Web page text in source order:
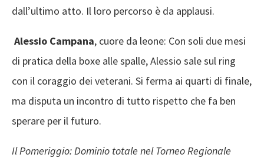
dall’ultimo atto. Il loro percorso è da applausi.
Alessio Campana, cuore da leone: Con soli due mesi
di pratica della boxe alle spalle, Alessio sale sul ring
con il coraggio dei veterani. Si ferma ai quarti di finale,
ma disputa un incontro di tutto rispetto che fa ben
sperare per il futuro.
Il Pomeriggio: Dominio totale nel Torneo Regionale